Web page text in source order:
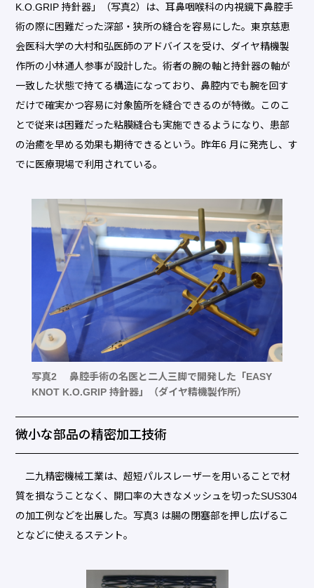
K.O.GRIP 持針器」（写真2）は、耳鼻咽喉科の内視鏡下鼻腔手
術の際に困難だった深部・狭所の縫合を容易にした。東京慈恵
会医科大学の大村和弘医師のアドバイスを受け、ダイヤ精機製
作所の小林通人参事が設計した。術者の腕の軸と持針器の軸が
一致した状態で持てる構造になっており、鼻腔内でも腕を回す
だけで確実かつ容易に対象箇所を縫合できるのが特徴。このこ
とで従来は困難だった粘膜縫合も実施できるようになり、患部
の治癒を早める効果も期待できるという。昨年6 月に発売し、す
でに医療現場で利用されている。
写真2 鼻腔手術の名医と二人三脚で開発した「EASY
KNOT K.O.GRIP 持針器」（ダイヤ精機製作所）
微小な部品の精密加工技術
二九精密機械工業は、超短パルスレーザーを用いることで材
質を損なうことなく、開口率の大きなメッシュを切ったSUS304
の加工例などを出展した。写真3 は腸の閉塞部を押し広げるこ
となどに使えるステント。